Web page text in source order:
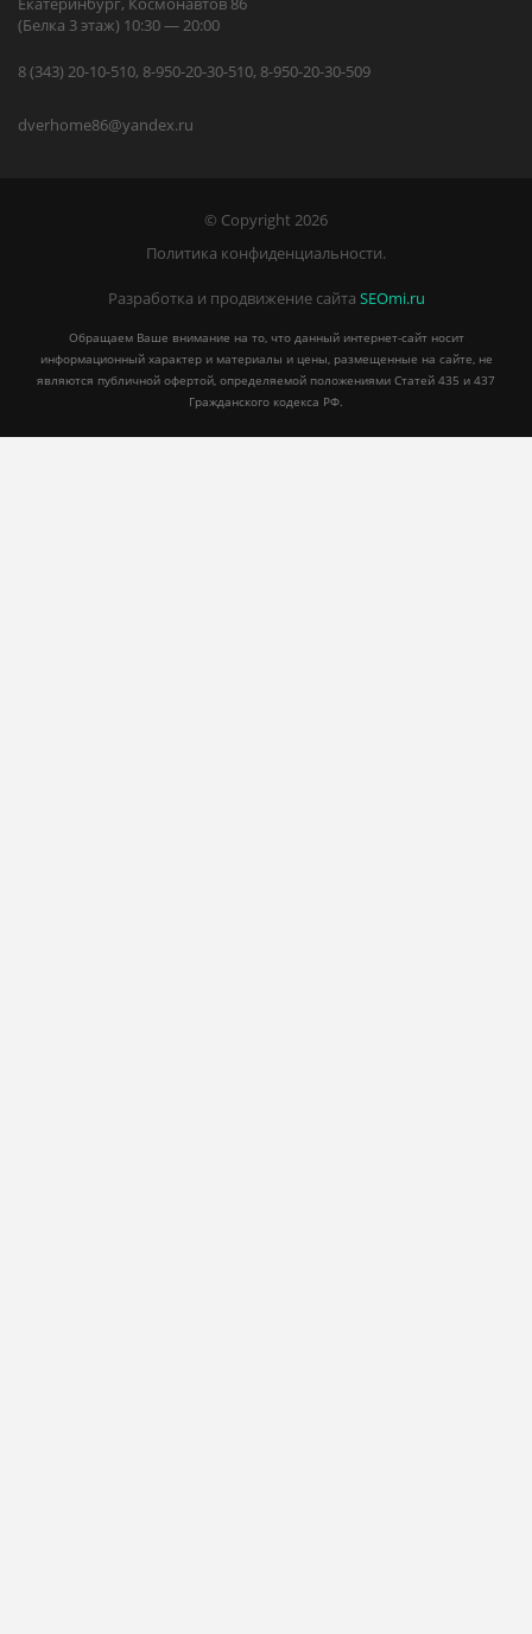
(Белка 3 этаж) 10:30 — 20:00
8 (343) 20-10-510, 8-950-20-30-510, 8-950-20-30-509
dverhome86@yandex.ru
© Copyright 2026
Политика конфиденциальности.
Разработка и продвижение сайта SEOmi.ru
Обращаем Ваше внимание на то, что данный интернет-сайт носит
информационный характер и материалы и цены, размещенные на сайте, не
являются публичной офертой, определяемой положениями Статей 435 и 437
Гражданского кодекса РФ.